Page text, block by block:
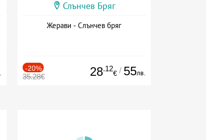
Слънчев Бряг
Жерави - Слънчев бряг
-20%
35.28€ 28.12
€ / 55лв.